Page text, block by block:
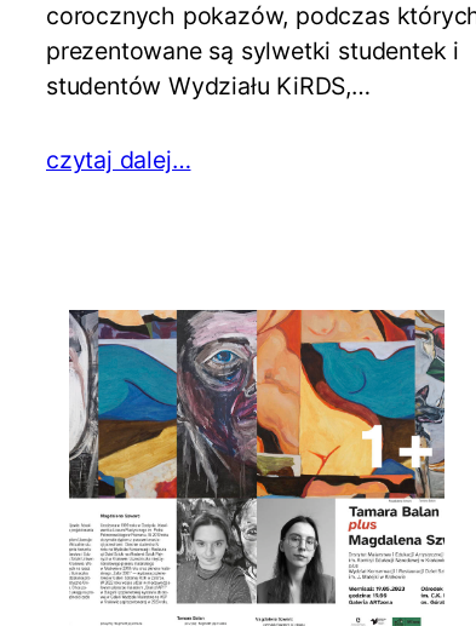
corocznych pokazów, podczas
prezentowane są sylwetki studentek i
studentów Wydziału KiRDS,…
czytaj dalej…